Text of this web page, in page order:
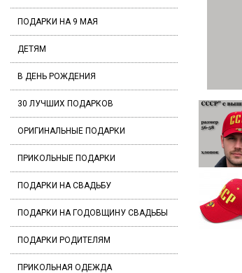
ПОДАРКИ НА 9 МАЯ
ДЕТЯМ
В ДЕНЬ РОЖДЕНИЯ
30 ЛУЧШИХ ПОДАРКОВ
ОРИГИНАЛЬНЫЕ ПОДАРКИ
ПРИКОЛЬНЫЕ ПОДАРКИ
ПОДАРКИ НА СВАДЬБУ
ПОДАРКИ НА ГОДОВЩИНУ СВАДЬБЫ
ПОДАРКИ РОДИТЕЛЯМ
ПРИКОЛЬНАЯ ОДЕЖДА